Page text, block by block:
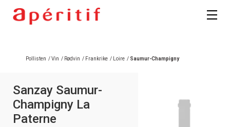
Pollisten /Vin / Rødvin / Frankrike / Loire / Saumur-Champigny
Sanzay Saumur-
Champigny La
Paterne